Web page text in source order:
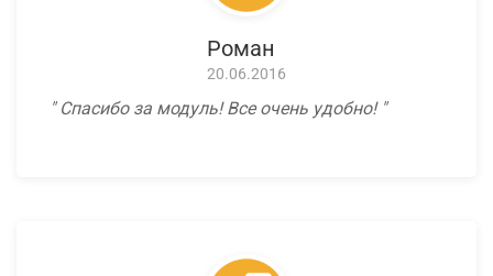
Роман
20.06.2016
Спасибо за модуль! Все очень удобно!